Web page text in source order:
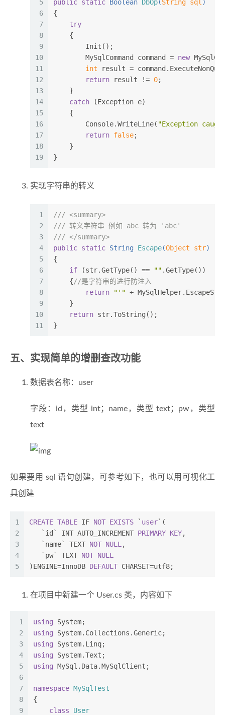
5
6
7
8
9
10
11
12
13
14
15
16
17
18
19
public static Boolean DbOp( String sql )
{
try
    {
        Init();
        MySqlCommand command =
new
int result =
return result != 0;
    }
catch (Exception e)
    {
        Console.WriteLine(
"Exception
return false;
    }
}
实现字符串的转义
1
2
3
4
5
6
7
8
9
10
11
/// <summary>
/// 转义字符串 例如 abc 转为 'abc'
/// </summary>
public static String Escape(Object str)
{
if (str.GetType() == "" .GetType())
    {
//是字符串的进行防注入
return
"'" +
    }
return str.ToString();
}
五、实现简单的增删查改功能
数据表名称：user
字段：id，类型 int；name，类型 text；pw，类型
text
如果要用 sql 语句创建，可参考如下，也可以用可视化工
具创建
1
2
3
4
5
CREATE TABLE IF NOT EXISTS ` user`(
   `id`
INT AUTO_INCREMENT PRIMARY KEY,
   `name` TEXT
NOT NULL ,
   `pw` TEXT
NOT NULL
)ENGINE=InnoDB DEFAULT CHARSET=utf8;
在项目中新建一个 User.cs 类，内容如下
1
2
3
4
5
6
7
8
9
using System;
using System.Collections.Generic;
using System.Linq;
using System.Text;
using MySql.Data.MySqlClient;
namespace MySqlTest
{
class
User